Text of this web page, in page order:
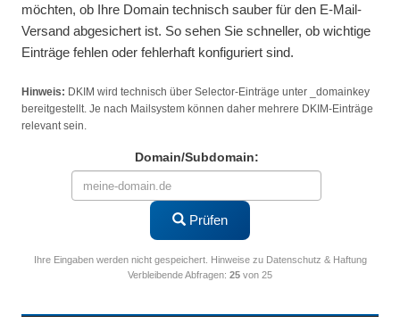
möchten, ob Ihre Domain technisch sauber für den E-Mail-
Versand abgesichert ist. So sehen Sie schneller, ob wichtige
Einträge fehlen oder fehlerhaft konfiguriert sind.
Hinweis: DKIM wird technisch über Selector-Einträge unter _domainkey
bereitgestellt. Je nach Mailsystem können daher mehrere DKIM-Einträge
relevant sein.
Domain/Subdomain:
Prüfen
Ihre Eingaben werden nicht gespeichert. Hinweise zu Datenschutz & Haftung
Verbleibende Abfragen: 25 von 25